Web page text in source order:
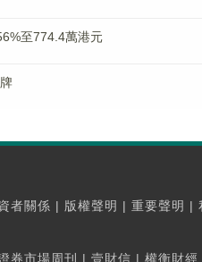
至774.4萬港元
者關係 | 版權聲明 | 重要聲明 |
券市場周刊 | 壹財信 | 權衡財經